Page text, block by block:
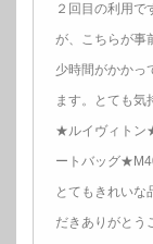
２回目の利用で
が、こちらが事
少時間がかかっ
ます。とても気
★ルイヴィトン
ートバッグ
とてもきれいな
だきありがとう